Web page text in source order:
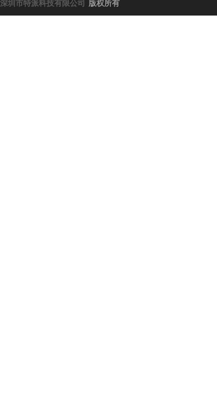
深圳市特派科技有限公司 版权所有